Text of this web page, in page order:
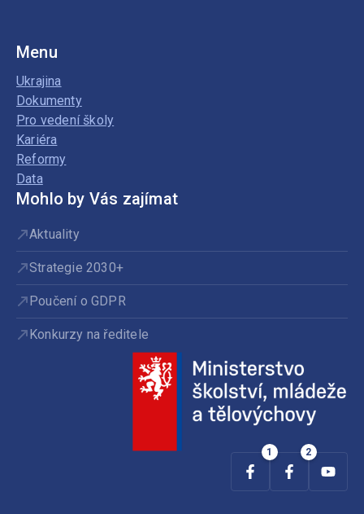
Menu
Ukrajina
Dokumenty
Pro vedení školy
Kariéra
Reformy
Data
Mohlo by Vás zajímat
Aktuality
Strategie 2030+
Poučení o GDPR
Konkurzy na ředitele